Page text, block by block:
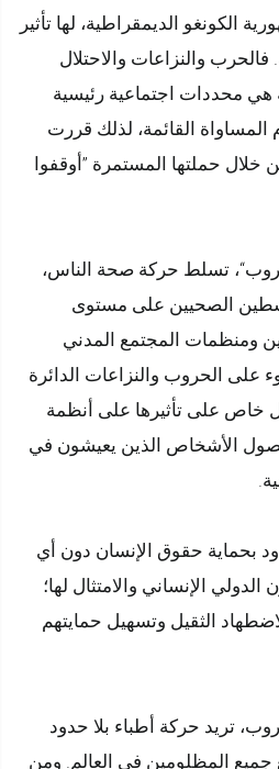
الكونغو الديمقراطية، لها تأثير
والنزاعات والاحتلال
هي محددات اجتماعية رئيسية
القائمة، لذلك قررت
حملتها المستمرة ”أوقفوا
تسلط حركة صحة الناس،
الصحيين على مستوى
ومنظمات المجتمع المدني
على الحروب والنزاعات الدائرة
خاص على تأثيرها على أنظمة
حصول الأشخاص الذين يعيشون في
بحماية حقوق الإنسان دون أي
الدولي الإنساني والامتثال لها؛
الثقيل وتسهيل حمايتهم
تريد حركة أطباء بلا حدود
جميع المظلومين في العالم. ومن